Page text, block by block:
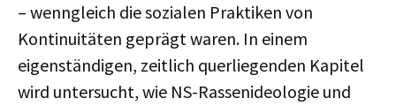
– wenngleich die sozialen Praktiken von
Kontinuitäten geprägt waren. In einem
eigenständigen, zeitlich querliegenden Kapitel
wird untersucht, wie NS-Rassenideologie und